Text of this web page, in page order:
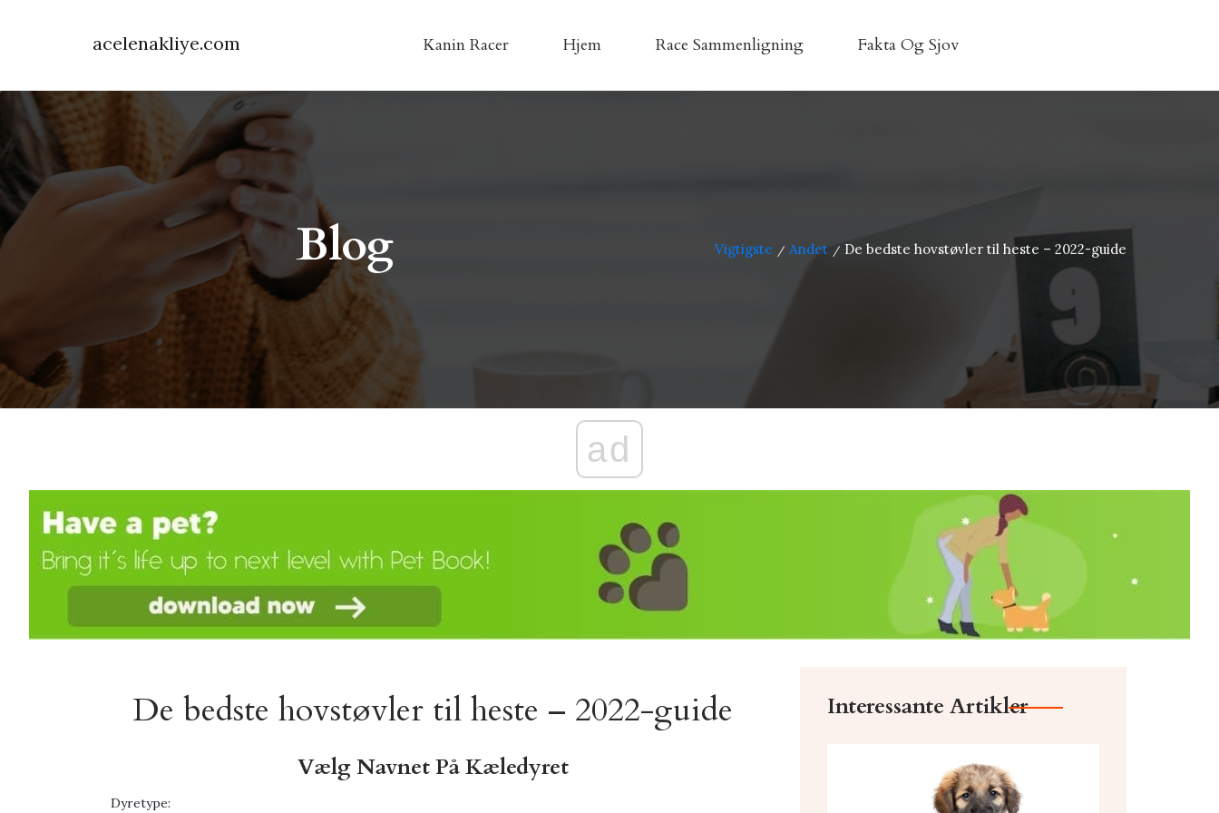
acelenakliye.com Kanin Racer Hjem Race Sammenligning Fakta Og Sjov
Blog Vigtigste / Andet / De bedste hovstøvler til heste – 2022-guide
ad
De bedste hovstøvler til heste – 2022-guide
Vælg Navnet På Kæledyret
Dyretype:
Interessante Artikler